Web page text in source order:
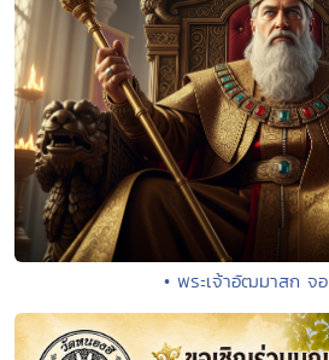
• พระเจ้าอัฒมาสก จ